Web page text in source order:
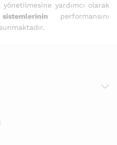
yardımcı olarak
performansını